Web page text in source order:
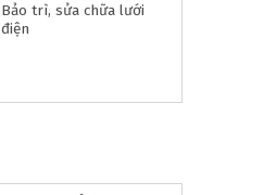
Bảo trì, sửa chữa lưới
điện